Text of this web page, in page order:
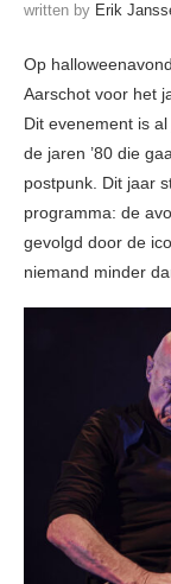
written by Erik
Op
Aarschot voor het
Dit evenement is
de jaren ’80 die
postpunk. Dit jaar
programma: de
gevolgd door de
niemand minder